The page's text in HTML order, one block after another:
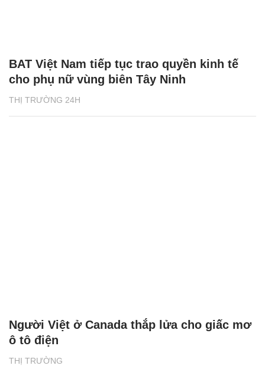
THỊ TRƯỜNG 24H
BAT Việt Nam tiếp tục trao quyền kinh tế
cho phụ nữ vùng biên Tây Ninh
THỊ TRƯỜNG
Người Việt ở Canada thắp lửa cho giấc mơ
ô tô điện